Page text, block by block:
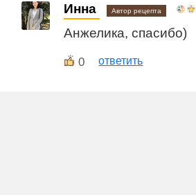
Инна Автор рецепта
Анжелика, спасибо)
0 ответить